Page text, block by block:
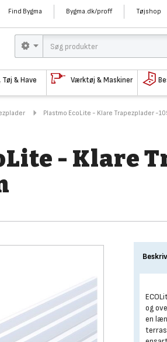
Find Bygma Bygma.dk/proff Tøjshop
Tøj & Have Værktøj & Maskiner
Plastmo EcoLite - Klare Trapezplader -
- Klare
og
en